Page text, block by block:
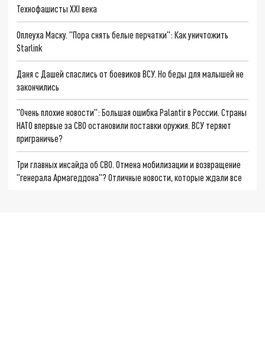
Технофашисты XXI века
Оплеуха Маску. "Пора снять белые перчатки": Как уничтожить
Starlink
Даня с Дашей спаслись от боевиков ВСУ. Но беды для малышей не
закончились
"Очень плохие новости": Большая ошибка Palantir в России. Страны
НАТО впервые за СВО остановили поставки оружия. ВСУ теряют
приграничье?
Три главных инсайда об СВО. Отмена мобилизации и возвращение
"генерала Армагеддона"? Отличные новости, которые ждали все